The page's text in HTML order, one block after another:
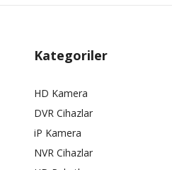
Kategoriler
HD Kamera
DVR Cihazlar
iP Kamera
NVR Cihazlar